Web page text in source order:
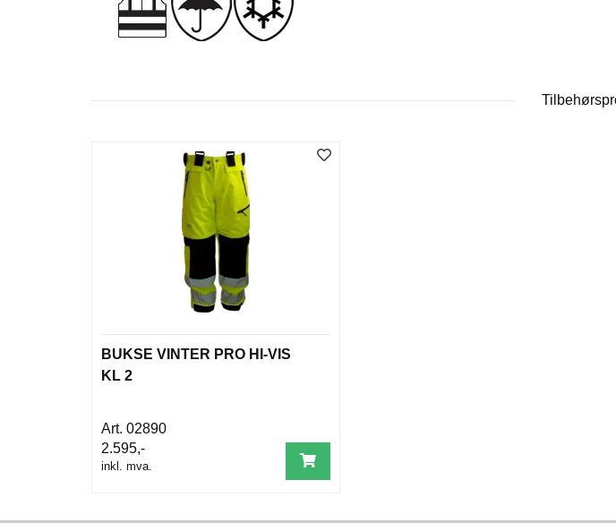
BUKSE VINTER PRO HI-VIS
KL 2
02890
2.595,-
inkl. mva.